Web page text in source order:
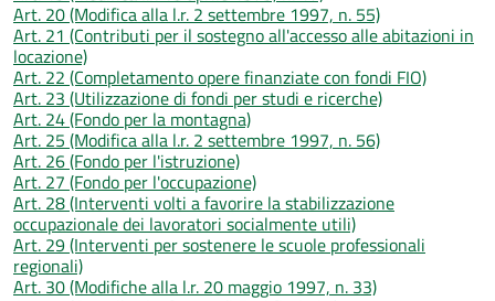
Art. 20 (Modifica alla l.r. 2 settembre 1997, n. 55)
Art. 21 (Contributi per il sostegno all'accesso alle abitazioni in
locazione)
Art. 22 (Completamento opere finanziate con fondi FIO)
Art. 23 (Utilizzazione di fondi per studi e ricerche)
Art. 24 (Fondo per la montagna)
Art. 25 (Modifica alla l.r. 2 settembre 1997, n. 56)
Art. 26 (Fondo per l'istruzione)
Art. 27 (Fondo per l'occupazione)
Art. 28 (Interventi volti a favorire la stabilizzazione
occupazionale dei lavoratori socialmente utili)
Art. 29 (Interventi per sostenere le scuole professionali
regionali)
Art. 30 (Modifiche alla l.r. 20 maggio 1997, n. 33)